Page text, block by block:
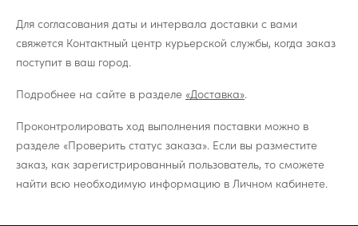
Для согласования даты и интервала доставки с вами
свяжется Контактный центр курьерской службы, когда заказ
поступит в ваш город.
Подробнее на сайте в разделе «Доставка».
Проконтролировать ход выполнения поставки можно в
разделе «Проверить статус заказа». Если вы разместите
заказ, как зарегистрированный пользователь, то сможете
найти всю необходимую информацию в Личном кабинете.